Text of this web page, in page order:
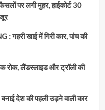
पर लगी मुहर, हाईकोर्ट 30
खाई में गिरी कार, पांच की
रोक, लैंडस्लाइड और ट्रॉली की
बनाई देश की पहली उड़ने वाली कार